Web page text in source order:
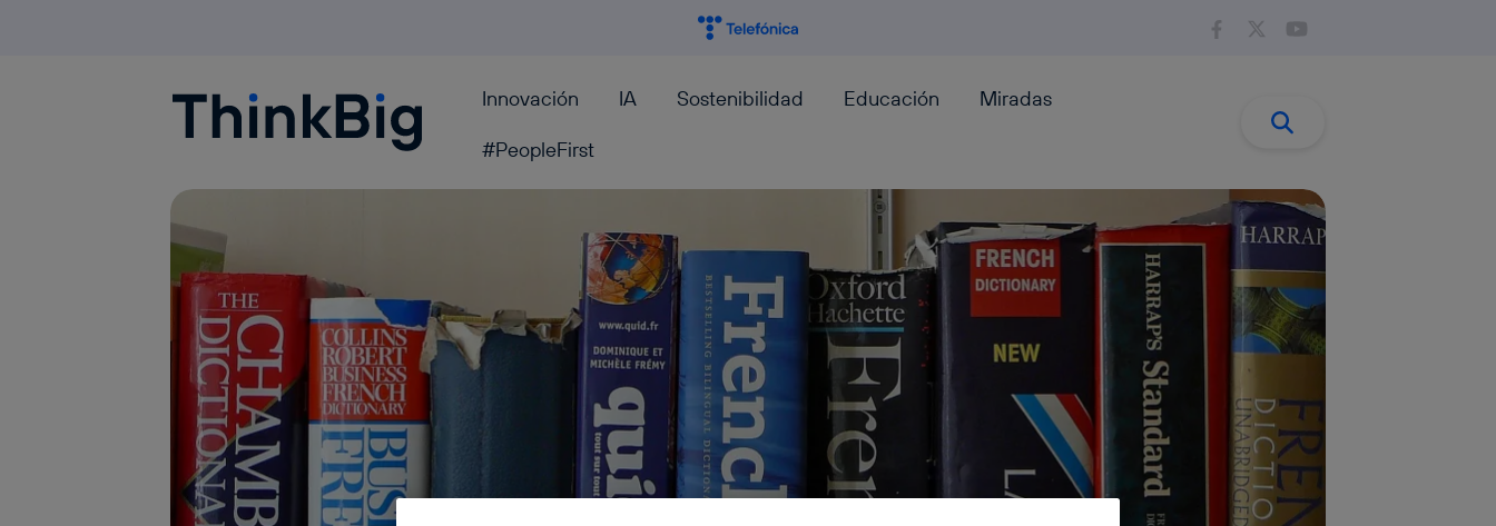
Blogthinkbig.com Innovación IA Sostenibilidad Educación
Miradas
#PeopleFirst
Buscar